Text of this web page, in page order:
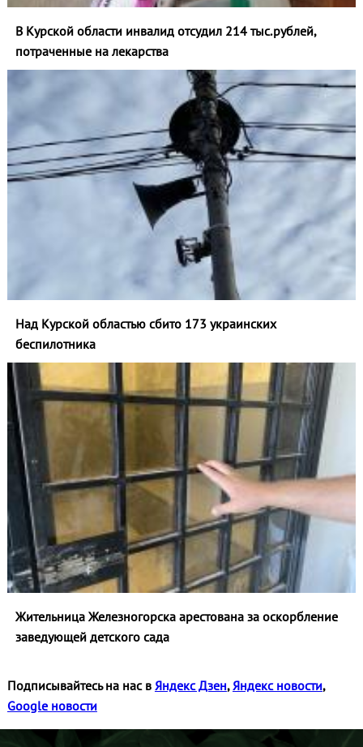
В Курской области инвалид отсудил 214 тыс.рублей,
потраченные на лекарства
Над Курской областью сбито 173 украинских
беспилотника
Жительница Железногорска арестована за оскорбление
заведующей детского сада
Подписывайтесь на нас в Яндекс Дзен, Яндекс новости,
Google новости